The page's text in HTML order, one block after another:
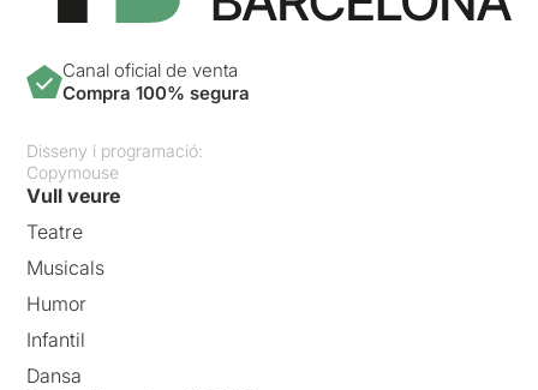
Canal oficial de venta
Compra 100% segura
Disseny i programació:
Copymouse
Vull veure
Teatre
Musicals
Humor
Infantil
Dansa